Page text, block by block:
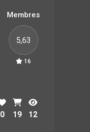
Membres
5,63
16
0 19 12